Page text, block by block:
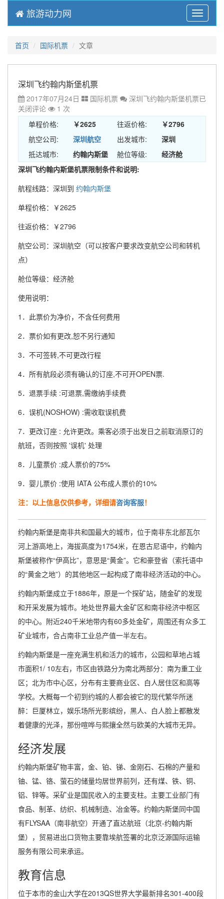
Menu
旅游动力网
首页 国际机票 文章
深圳飞约翰内斯堡机票
2017年07月24日 国际机票 深圳飞约翰内斯堡机票已
关闭评论
1 次
单程价格:
￥2625 往返价格:
￥2796
航空公司:
深圳航空 出发城市:
深圳
抵达城市:
约翰内斯堡 舱位等级:
经济舱
深圳飞约翰内斯堡机票限制条件和说明:
航程线路：深圳到 约翰内斯堡
单程价格：￥2625
往返价格：￥2796
航空公司：深圳航空（可以按客户要求改变航空公司和转机
点）
舱位等级：经济舱
使用说明：
1．此票价为净价，不含任何费用
2．票价如有更改,恕不另行通知
3．不可签转,不可更改行程
4．所有航段必须有确认的订座,不可开OPEN票.
5．退票手续 :可退票,需缴纳手续费
6．误机(NOSHOW) :需收取误机费
7．更改订座 : 允许更改。乘客必须于出发日之前取消原订的
航班，否则按照 '误机' 处理
8．儿童票价 :成人票价的75%
9．婴儿票价 :使用 IATA 公布成人票价的10%
注：以上信息仅供参考，详细请咨询客服！
约翰内斯堡是南非共和国最大的城市，位于南非东北部瓦尔
河上游高地上，海拔高度为1754米，在恩古尼语中，约翰内
斯堡被称作“伊高比”，意思是“黄金”。它和豪登省（索托语中
的“黄金之地”）的其他地区一起构成了南非经济活动的中心。
约翰内斯堡成立于1886年，原是一个探矿站，随金矿的发现
和开采发展为城市。地处世界最大金矿区和南非经济中枢区
的中心。附近240千米地带内有60多处金矿，周围还有众多工
矿业城市，合占南非工业总产值一半左右。
约翰内斯堡是一座充满生机和活力的城市，公园和草地占城
市面积1/ 10左右，市区由铁路分为南北两部分：南为重工业
区；北为市中心区，分布有主要商业区、白人居住区和高等
学校。大概每一个初到约城的人都会被它的现代繁华所迷
醉：巨厦林立，娱乐场所光影缤纷，黑人、白人脸上都散发
着健康的光泽，那份喧哗与熙攘全然与欧美的大城市无异。
经济发展
约翰内斯堡矿物丰富，金、铂、锑、金刚石、石棉的产量和
铀、锰、铬、萤石的储量均居世界前列，还有煤、铁、铜、
铝、锌等。采矿业是国民收入的主要支柱。主要工业部门有
食品、制革、纺织、机械制造、冶金等。约翰内斯堡同中国
有FLYSAA（南非航空）开通了直达航班（北京-约翰内斯
堡），贸易进出口货物主要靠埃航签署的北京泛源国际运输
服务有限公司来承运。
教育信息
位于本市的金山大学在2013QS世界大学最新排名301-400段